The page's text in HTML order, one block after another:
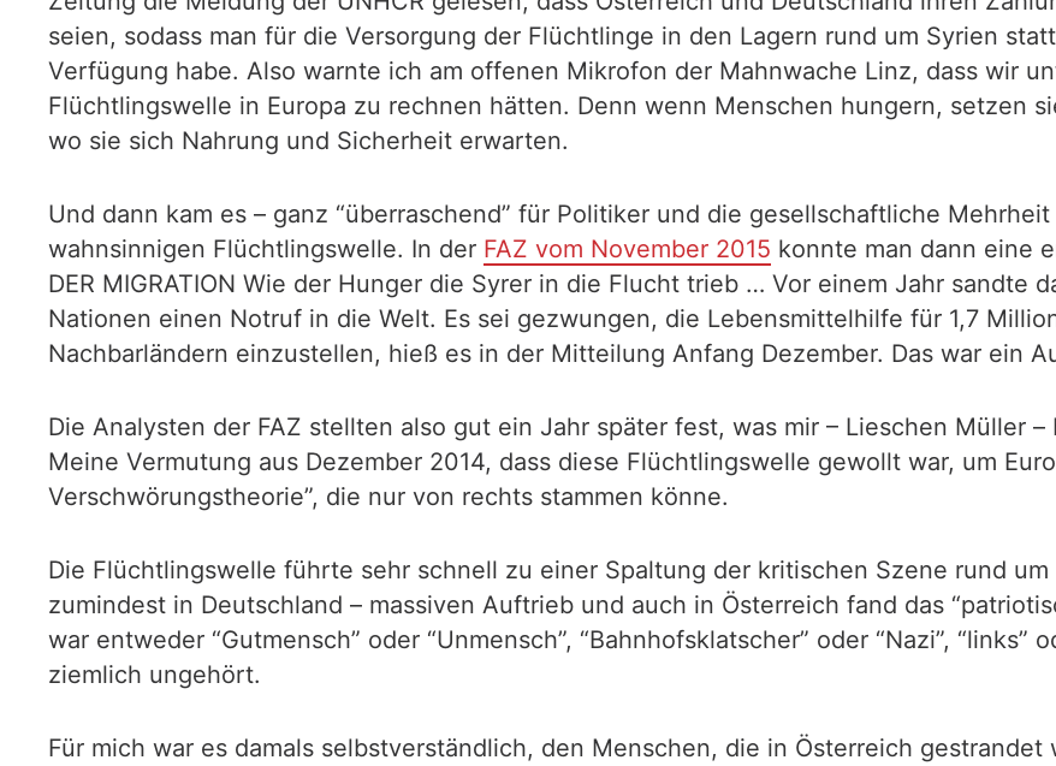
seien, sodass man für die Versorgung der Flüchtlinge in den Lagern rund um Syrien
Verfügung habe. Also warnte ich am offenen Mikrofon der Mahnwache Linz, dass wir
Flüchtlingswelle in Europa zu rechnen hätten. Denn wenn Menschen hungern, setzen
wo sie sich Nahrung und Sicherheit erwarten.
Und dann kam es – ganz “überraschend” für Politiker und die gesellschaftliche
wahnsinnigen Flüchtlingswelle. In der FAZ vom November 2015 konnte man dann eine
DER MIGRATION Wie der Hunger die Syrer in die Flucht trieb … Vor einem Jahr sandte
Nationen einen Notruf in die Welt. Es sei gezwungen, die Lebensmittelhilfe für 1,7
Nachbarländern einzustellen, hieß es in der Mitteilung Anfang Dezember. Das war ein
Die Analysten der FAZ stellten also gut ein Jahr später fest, was mir – Lieschen Müller
Meine Vermutung aus Dezember 2014, dass diese Flüchtlingswelle gewollt war, um
Verschwörungstheorie”, die nur von rechts stammen könne.
Die Flüchtlingswelle führte sehr schnell zu einer Spaltung der kritischen Szene rund
zumindest in Deutschland – massiven Auftrieb und auch in Österreich fand das
war entweder “Gutmensch” oder “Unmensch”, “Bahnhofsklatscher” oder “Nazi”, “links”
ziemlich ungehört.
Für mich war es damals selbstverständlich, den Menschen, die in Österreich